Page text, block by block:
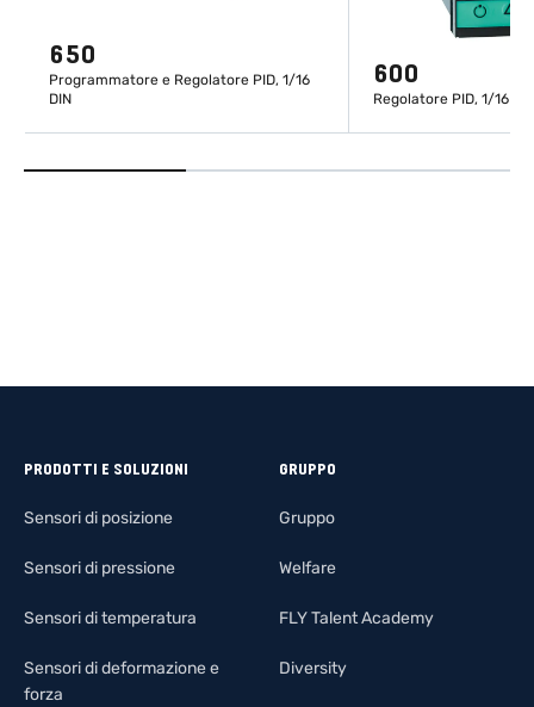
650
Programmatore e Regolatore PID, 1/16
DIN
600
Regolatore PID, 1/16 DIN
PRODOTTI E SOLUZIONI
Sensori di posizione
Sensori di pressione
Sensori di temperatura
Sensori di deformazione e
forza
GRUPPO
Gruppo
Welfare
FLY Talent Academy
Diversity